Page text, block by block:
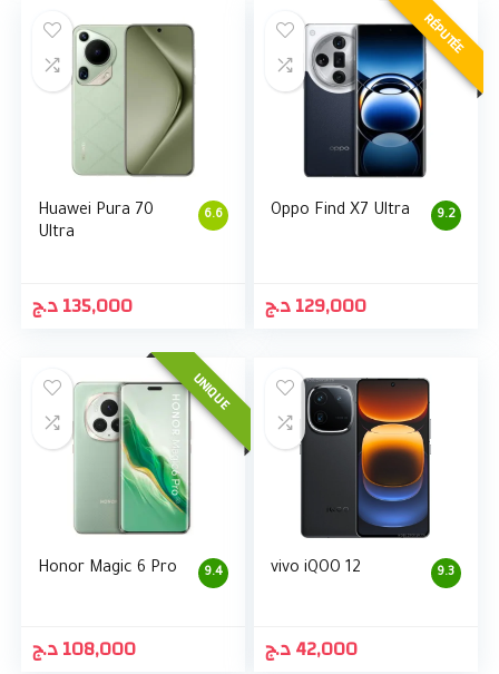
6.6
Huawei Pura 70
Ultra
135,000د.ج
RÉPUTÉE
9.2
Oppo Find X7 Ultra
129,000د.ج
UNIQUE
9.4
Honor Magic 6 Pro
108,000د.ج
9.3
vivo iQOO 12
42,000د.ج